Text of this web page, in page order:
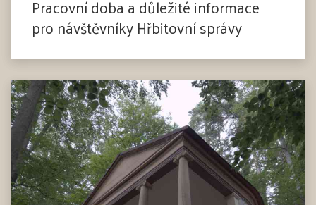
Pracovní doba a důležité informace
pro návštěvníky Hřbitovní správy